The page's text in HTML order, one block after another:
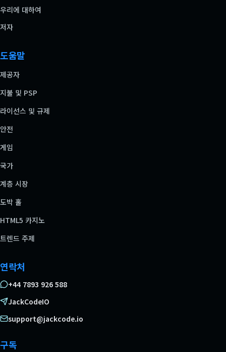
우리에 대하여
저자
도움말
제공자
지불 및 PSP
라이선스 및 규제
안전
게임
국가
계층 시장
도박 홀
HTML5 카지노
트렌드 주제
연락처
+44 7893 926 588
JackCodeIO
support@jackcode.io
구독